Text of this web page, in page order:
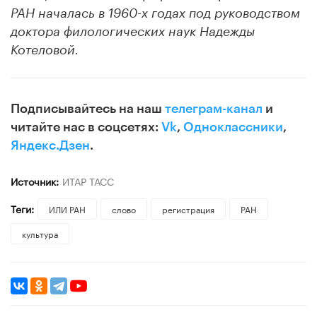
РАН началась в 1960-х годах под руководством
доктора филологических наук Надежды
Котеловой.
Подписывайтесь на наш телеграм-канал и
читайте нас в соцсетях: Vk, Одноклассники,
Яндекс.Дзен.
Источник: ИТАР ТАСС
Теги:
ИЛИ РАН слово регистрация
РАН
культура